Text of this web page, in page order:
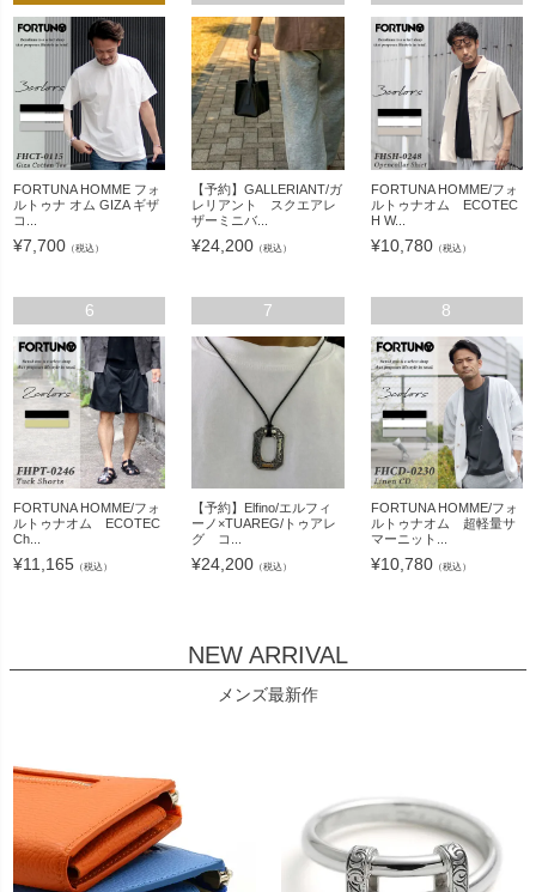
FORTUNA HOMME フォ
ルトゥナ オム GIZA ギザ
コ...
¥7,700 （税込）
【予約】GALLERIANT/ガ
レリアント スクエアレ
ザーミニバ...
¥24,200 （税込）
FORTUNA HOMME/フォ
ルトゥナオム ECOTEC
H W...
¥10,780（税込）
6
FORTUNA HOMME/フォ
ルトゥナオム ECOTEC
Ch...
¥11,165 （税込）
7
【予約】Elfino/エルフィ
ーノ×TUAREG/トゥアレ
グ コ...
¥24,200 （税込）
8
FORTUNA HOMME/フォ
ルトゥナオム 超軽量サ
マーニット...
¥10,780（税込）
NEW ARRIVAL
メンズ最新作